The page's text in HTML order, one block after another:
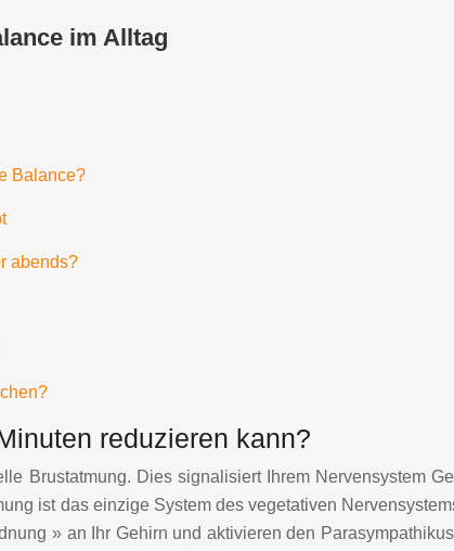
im Alltag
Balance?
abends?
reduzieren kann?
Brustatmung. Dies signalisiert Ihrem Nervensystem
ist das einzige System des vegetativen
» an Ihr Gehirn und aktivieren den